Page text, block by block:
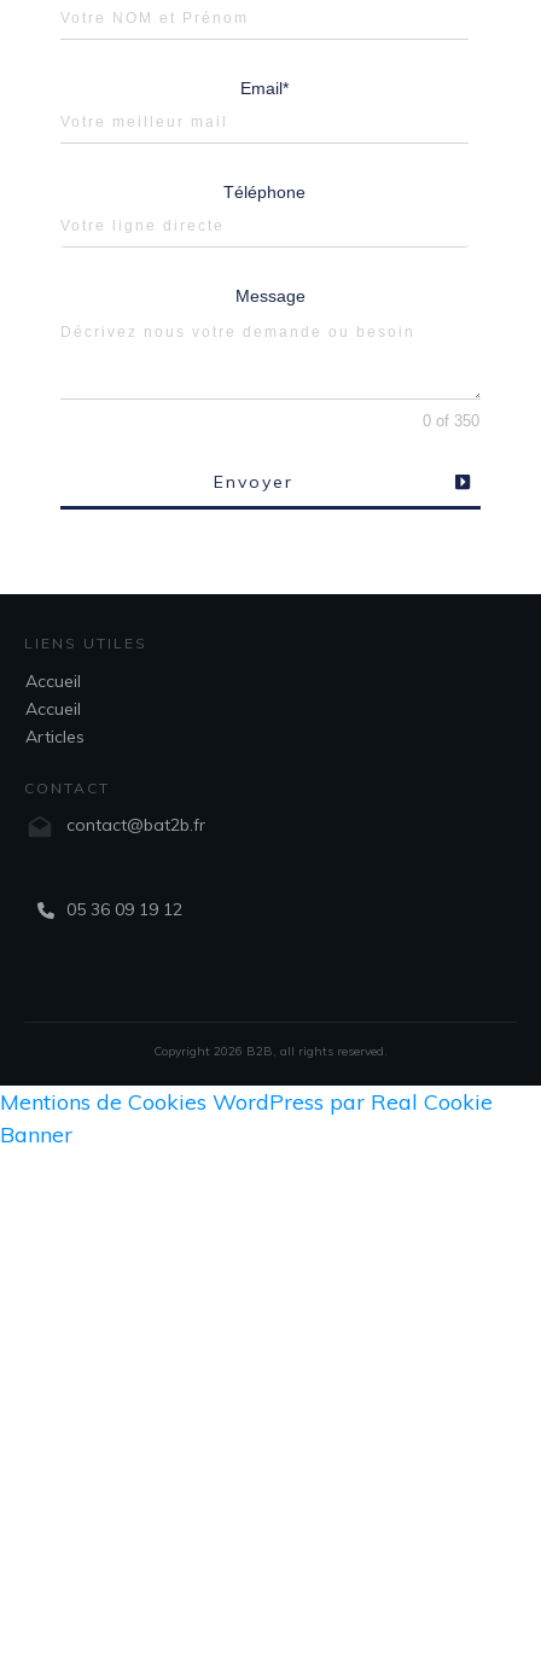
Email*
Téléphone
Message
0 of 350
Envoyer
LIENS UTILES
Accueil
Accueil
Articles
CONTACT
contact@bat2b.fr
05 36 09 19 12
Copyright 2026 B2B, all rights reserved.
Mentions de Cookies WordPress par Real Cookie
Banner